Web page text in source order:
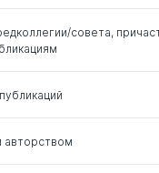
совета,
авторством